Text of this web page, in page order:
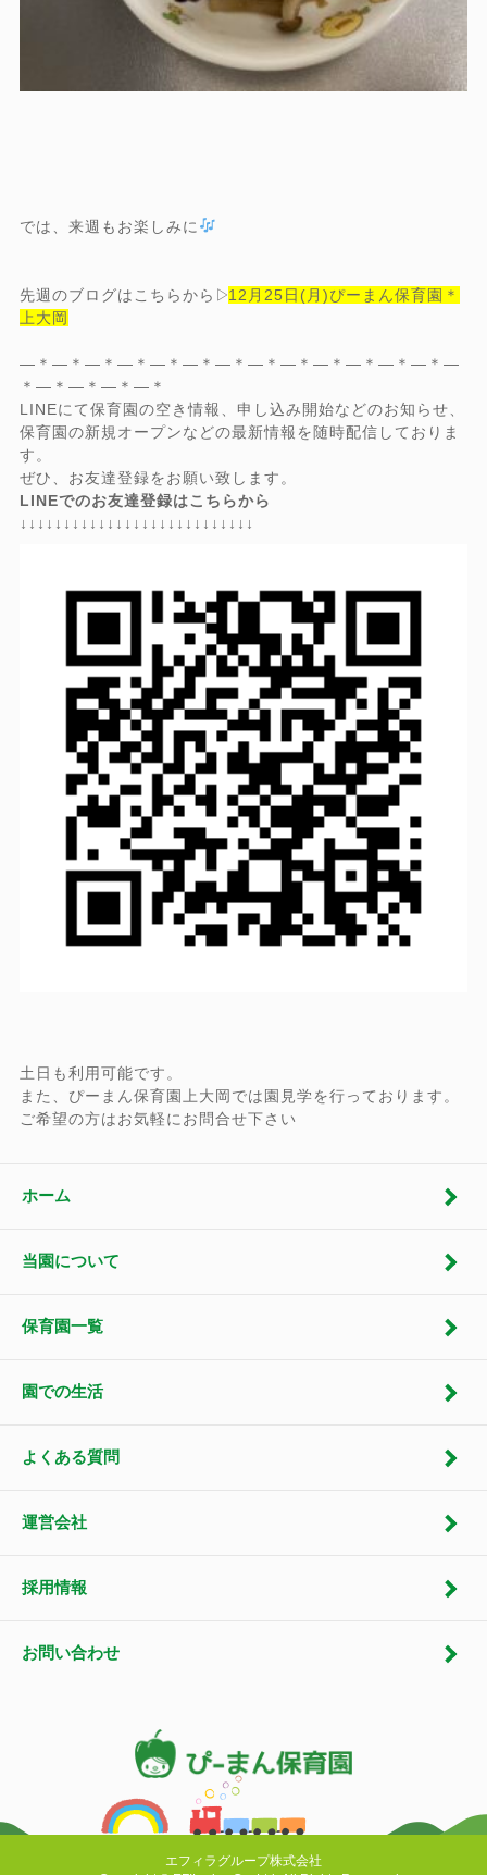
では、来週もお楽しみに
先週のブログはこちらから▷12月25日(月)ぴーまん保育園＊
上大岡
―＊―＊―＊―＊―＊―＊―＊―＊―＊―＊―＊―＊―＊―
＊―＊―＊―＊―＊
LINEにて保育園の空き情報、申し込み開始などのお知らせ、
保育園の新規オープンなどの最新情報を随時配信しておりま
す。
ぜひ、お友達登録をお願い致します。
LINEでのお友達登録はこちらから
↓↓↓↓↓↓↓↓↓↓↓↓↓↓↓↓↓↓↓↓↓↓↓↓↓↓↓
土日も利用可能です。
また、ぴーまん保育園上大岡では園見学を行っております。
ご希望の方はお気軽にお問合せ下さい
ホーム
当園について
保育園一覧
園での生活
よくある質問
運営会社
採用情報
お問い合わせ
エフィラグループ株式会社